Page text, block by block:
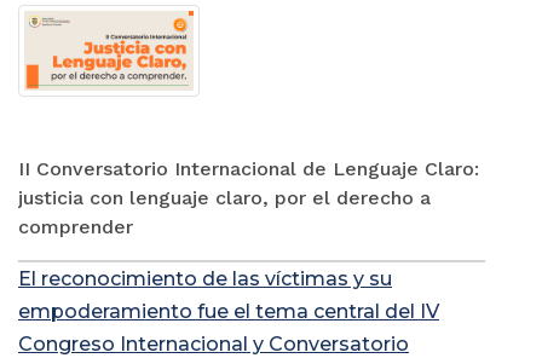
II Conversatorio Internacional de Lenguaje Claro:
justicia con lenguaje claro, por el derecho a
comprender
El reconocimiento de las víctimas y su
empoderamiento fue el tema central del IV
Congreso Internacional y Conversatorio